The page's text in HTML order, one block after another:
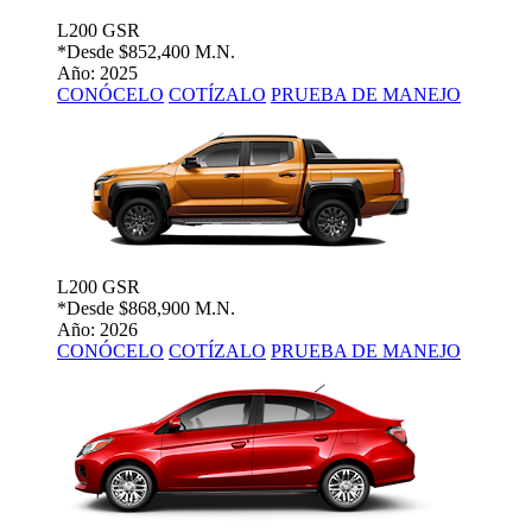
L200 GSR
*Desde $852,400 M.N.
Año: 2025
CONÓCELO COTÍZALO PRUEBA DE MANEJO
L200 GSR
*Desde $868,900 M.N.
Año: 2026
CONÓCELO COTÍZALO PRUEBA DE MANEJO